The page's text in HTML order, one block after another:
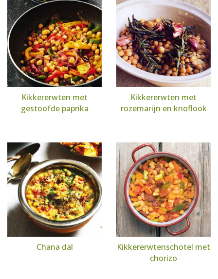
Kikkererwten met
gestoofde paprika
Kikkererwten met
rozemarijn en knoflook
Chana dal
Kikkererwtenschotel met
chorizo